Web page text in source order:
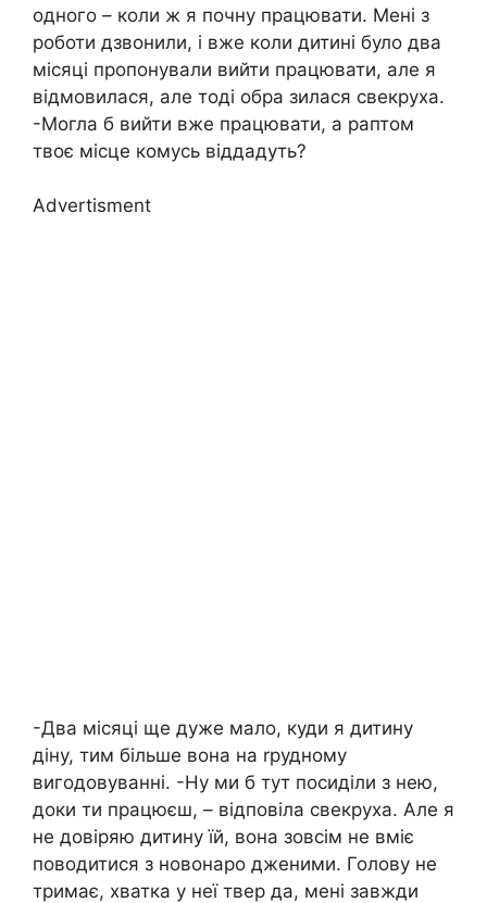
одного – коли ж я почну працювати. Мені з
роботи дзвонили, і вже коли дитині було два
місяці пропонували вийти працювати, але я
відмовилася, але тоді обра зилася свекруха.
-Могла б вийти вже працювати, а раптом
твоє місце комусь віддадуть?
Advertisment
-Два місяці ще дуже мало, куди я дитину
діну, тим більше вона на rрудному
вигодовуванні. -Ну ми б тут посиділи з нею,
доки ти працюєш, – відповіла свекруха. Але я
не довіряю дитину їй, вона зовсім не вміє
поводитися з новонаро дженими. Голову не
тримає, хватка у неї твер да, мені завжди